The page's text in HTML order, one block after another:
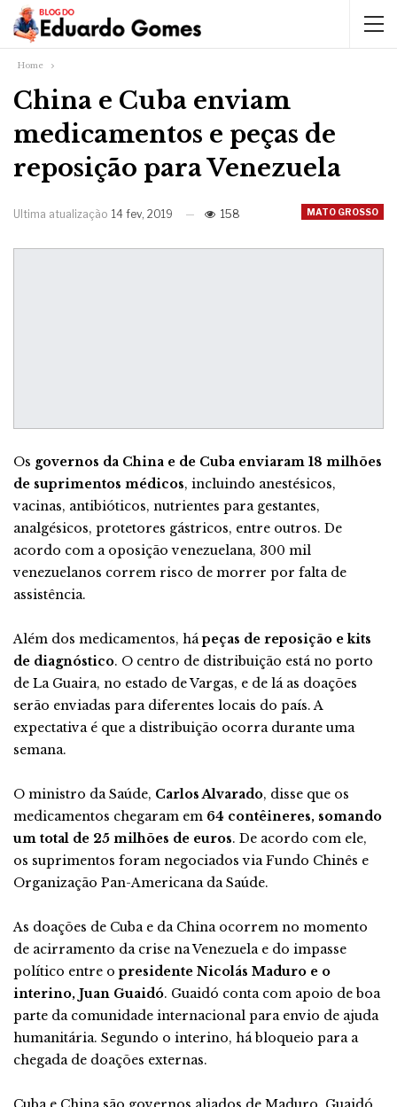
Home
China e Cuba enviam
medicamentos e peças de
reposição para Venezuela
MATO GROSSO
Ultima atualização 14 fev, 2019 158
Os governos da China e de Cuba enviaram 18 milhões
de suprimentos médicos, incluindo anestésicos,
vacinas, antibióticos, nutrientes para gestantes,
analgésicos, protetores gástricos, entre outros. De
acordo com a oposição venezuelana, 300 mil
venezuelanos correm risco de morrer por falta de
assistência.
Além dos medicamentos, há peças de reposição e kits
de diagnóstico. O centro de distribuição está no porto
de La Guaira, no estado de Vargas, e de lá as doações
serão enviadas para diferentes locais do país. A
expectativa é que a distribuição ocorra durante uma
semana.
O ministro da Saúde, Carlos Alvarado, disse que os
medicamentos chegaram em 64 contêineres, somando
um total de 25 milhões de euros. De acordo com ele,
os suprimentos foram negociados via Fundo Chinês e
Organização Pan-Americana da Saúde.
As doações de Cuba e da China ocorrem no momento
de acirramento da crise na Venezuela e do impasse
político entre opresidente Nicolás Maduro e o
interino, Juan Guaidó. Guaidó conta com apoio de boa
parte da comunidade internacional para envio de ajuda
humanitária. Segundo o interino, há bloqueio para a
chegada de doações externas.